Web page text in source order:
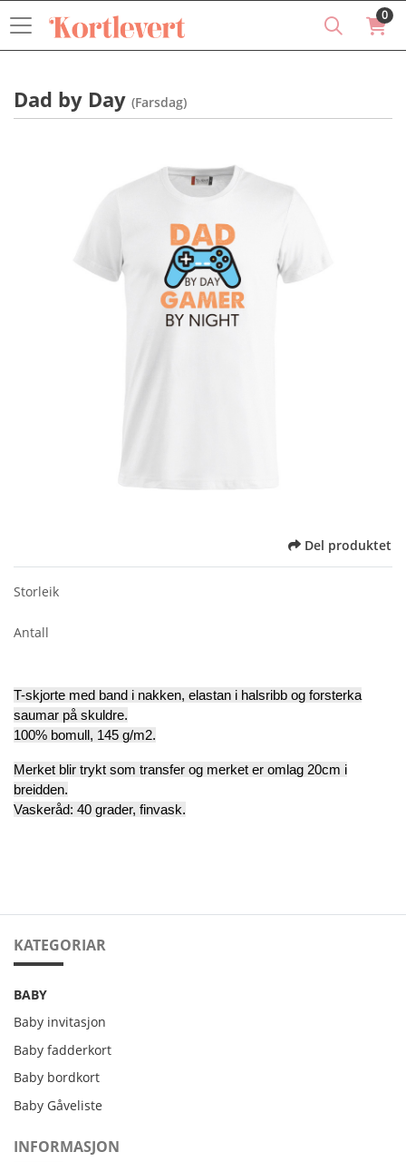
0
Dad by Day (Farsdag)
Del produktet
Storleik
Antall
T-skjorte med band i nakken, elastan i halsribb og forsterka
saumar på skuldre.
100% bomull, 145 g/m2.
Merket blir trykt som transfer og merket er omlag 20cm i
breidden.
Vaskeråd: 40 grader, finvask.
KATEGORIAR
BABY
Baby invitasjon
Baby fadderkort
Baby bordkort
Baby Gåveliste
INFORMASJON